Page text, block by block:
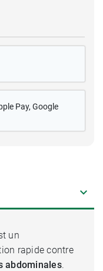
Pay, Google
un
rapide contre
abdominales.